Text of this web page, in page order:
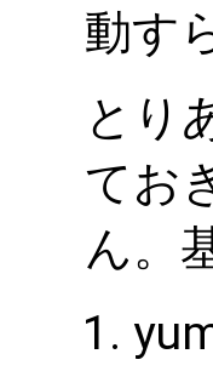
動す
とり
てお
ん。